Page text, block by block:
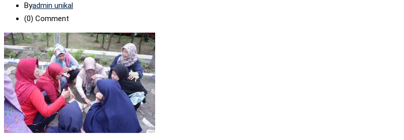
Byadmin unikal
(0) Comment